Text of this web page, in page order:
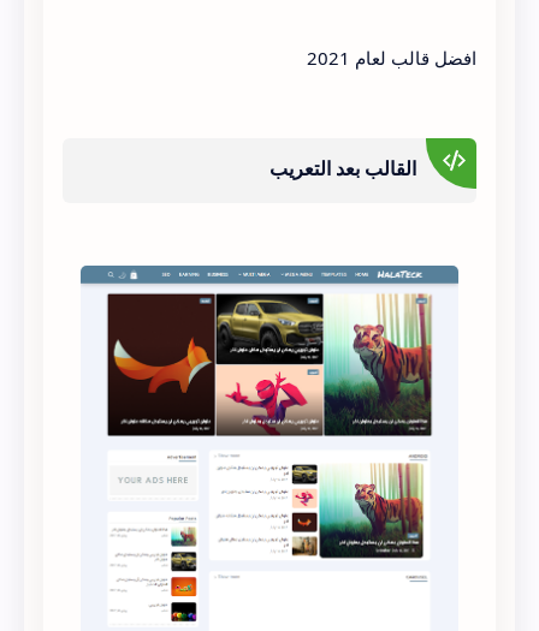
افضل قالب لعام 2021
القالب بعد التعريب